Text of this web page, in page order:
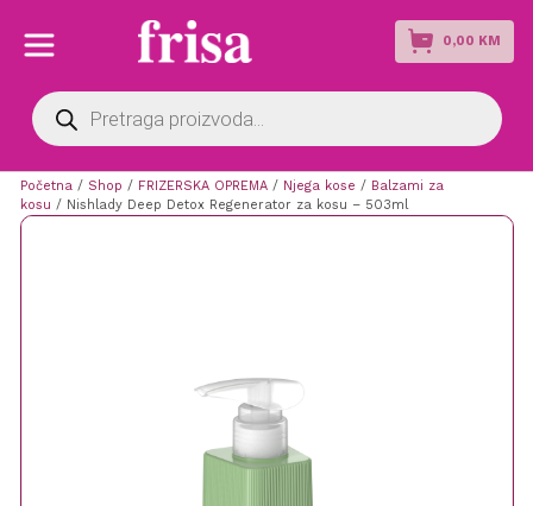
0,00 KM
Products
search
Početna / Shop / FRIZERSKA OPREMA/ Njega kose / Balzami za
kosu / Nishlady Deep Detox Regenerator za kosu – 503ml